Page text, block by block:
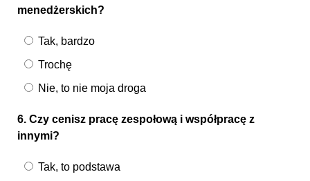
menedżerskich?
Tak, bardzo
Trochę
Nie, to nie moja droga
6. Czy cenisz pracę zespołową i współpracę z
innymi?
Tak, to podstawa